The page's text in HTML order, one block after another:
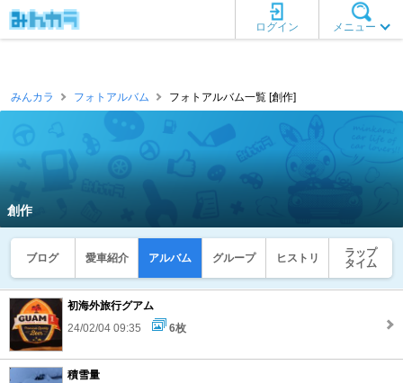
メニュー
ログイン
みんカラ フォトアルバム フォトアルバム一覧 [創作]
創作
ブログ 愛車紹介 アルバム グループ ヒストリ
ラップ
タイム
初海外旅行グアム
24/02/04 09:35
6枚
積雪量